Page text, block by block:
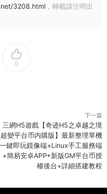
3208.html ，轉載請注明出
0
下一篇
三網H5遊戲【奇迹H5之卓越之境
超變平台币内購版】最新整理單機
一鍵即玩鏡像端+Linux手工服務端
+簡易安卓APP+新版GM平台币授
權後台+詳細搭建教程